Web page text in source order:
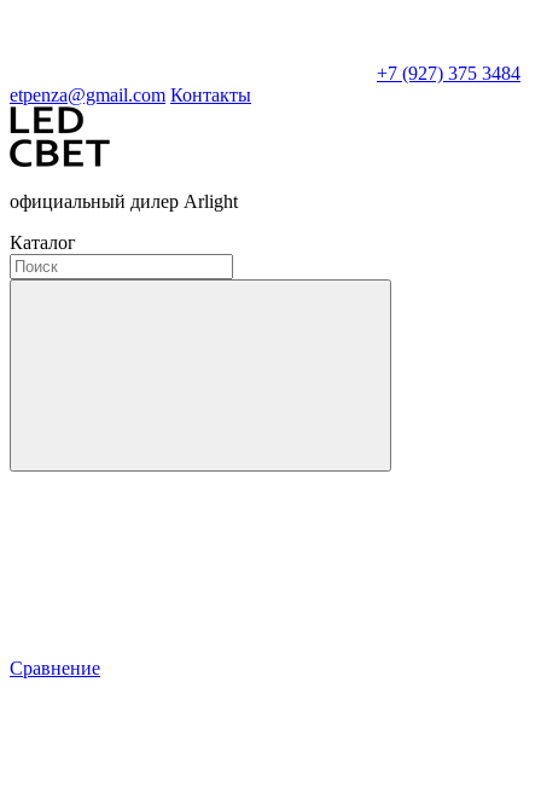
+7 (927) 375 3484
etpenza@gmail.com Контакты
официальный дилер Arlight
Каталог
Сравнение